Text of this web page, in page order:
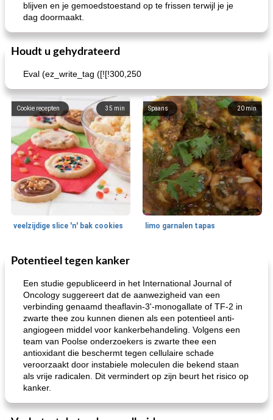
blijven en je gemoedstoestand op te frissen terwijl je je
dag doormaakt.
Houdt u gehydrateerd
Eval (ez_write_tag ([![!300,250
35 min
Cookie recepten
veelzijdige slice 'n' bak cookies
20 min
Spaans
limo garnalen tapas
15min
Zeevruchten
geroosterde tilapia parmezaan spaghetti squash i
Potentieel tegen kanker
Een studie gepubliceerd in het International Journal of
Oncology suggereert dat de aanwezigheid van een
verbinding genaamd theaflavin-3'-monogallate of TF-2 in
zwarte thee zou kunnen dienen als een potentieel anti-
angiogeen middel voor kankerbehandeling. Volgens een
team van Poolse onderzoekers is zwarte thee een
antioxidant die beschermt tegen cellulaire schade
veroorzaakt door instabiele moleculen die bekend staan ​​
als vrije radicalen. Dit vermindert op zijn beurt het risico op
kanker.